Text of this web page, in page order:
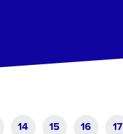
14 15 16 17